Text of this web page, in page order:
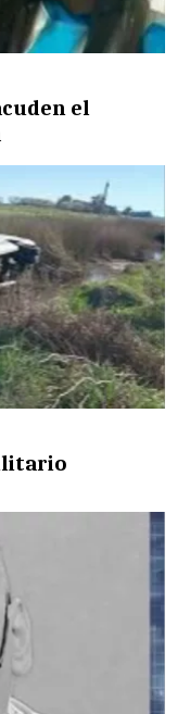
el